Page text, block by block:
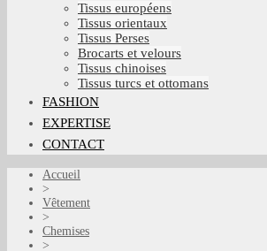
Tissus européens
Tissus orientaux
Tissus Perses
Brocarts et velours
Tissus chinoises
Tissus turcs et ottomans
FASHION
EXPERTISE
CONTACT
Accueil
>
Vêtement
>
Chemises
>